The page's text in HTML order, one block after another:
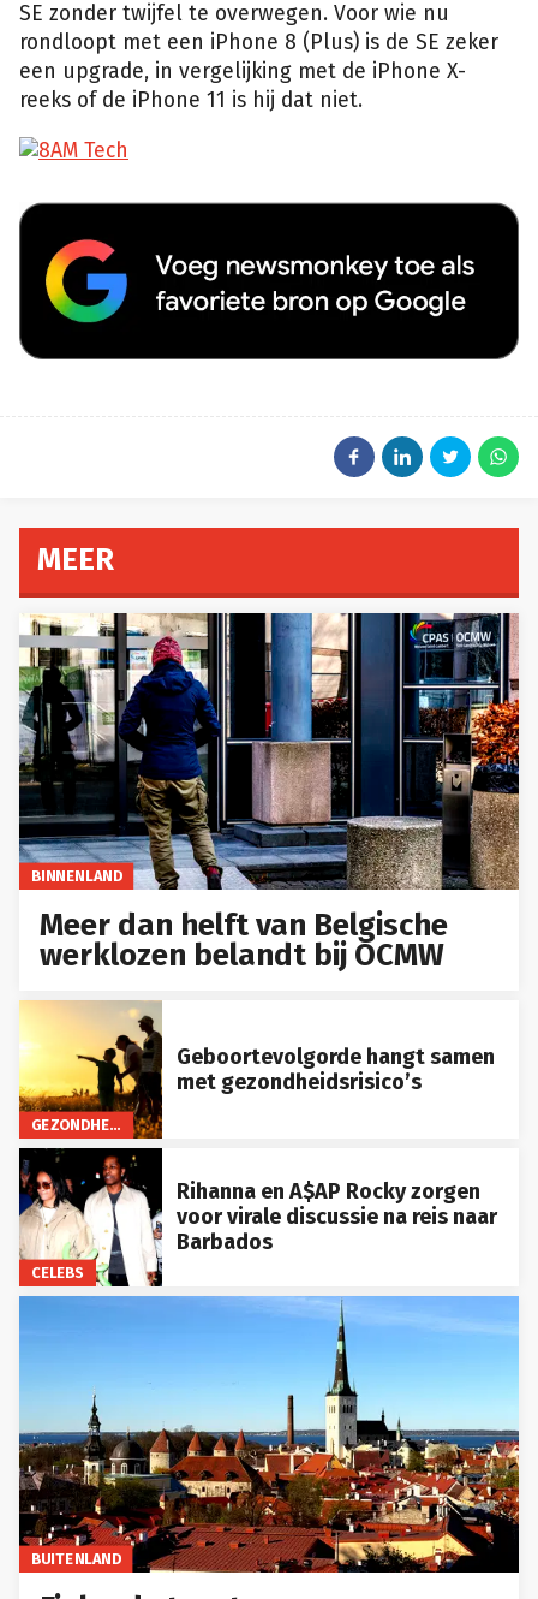
SE zonder twijfel te overwegen. Voor wie nu
rondloopt met een iPhone 8 (Plus) is de SE zeker
een upgrade, in vergelijking met de iPhone X-
reeks of de iPhone 11 is hij dat niet.
MEER
BINNENLAND
Meer dan helft van Belgische
werklozen belandt bij OCMW
GEZONDHEID
Geboortevolgorde hangt samen
met gezondheidsrisico’s
CELEBS
Rihanna en A$AP Rocky zorgen
voor virale discussie na reis naar
Barbados
BUITENLAND